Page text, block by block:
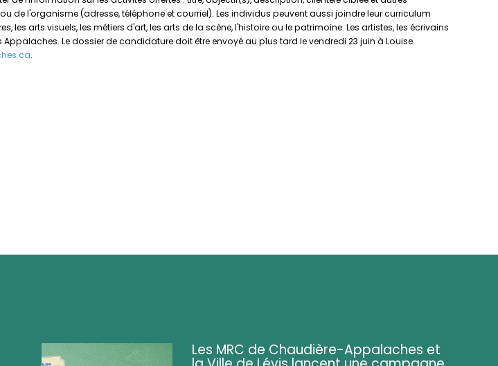
l'organisme (adresse, téléphone et courriel). Les individus peuvent aussi joindre leur curriculum
les arts visuels, les métiers d'art, les arts de la scène, l'histoire ou le patrimoine. Les artistes, les écrivains
Le dossier de candidature doit être envoyé au plus tard le vendredi 23 juin à Louise
.
Les MRC de Chaudière-Appalaches et